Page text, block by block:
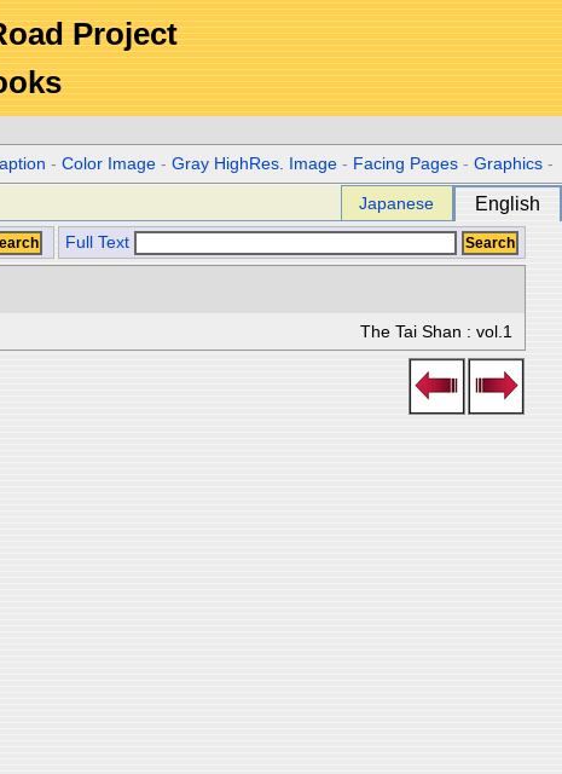
Project
-Color Image -Gray HighRes. Image - Facing Pages -Graphics -
Japanese English
Full Text
The Tai Shan : vol.1